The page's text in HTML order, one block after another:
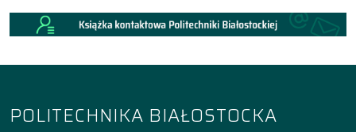
POLITECHNIKA BIAŁOSTOCKA